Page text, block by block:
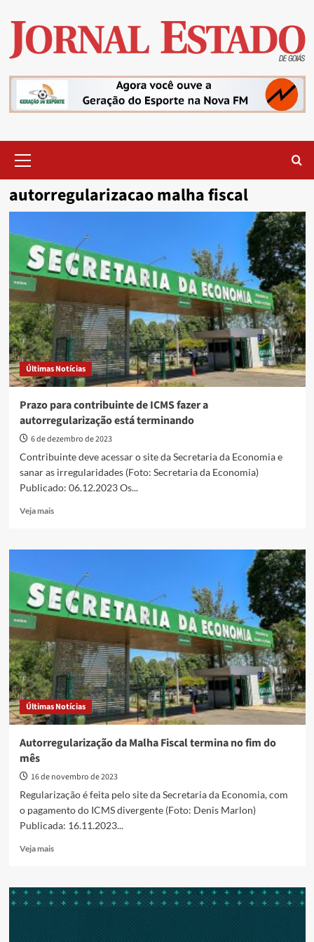
content
Menu
autorregularizacao malha fiscal
Últimas Notícias
Prazo para contribuinte de ICMS fazer a
autorregularização está terminando
6 de dezembro de 2023
Contribuinte deve acessar o site da Secretaria da Economia e
sanar as irregularidades (Foto: Secretaria da Economia)
Publicado: 06.12.2023 Os...
Veja maisRead
Prazo
contribuinte
de
ICMS
fazer
autorregularização
está
terminando
Últimas Notícias
Autorregularização da Malha Fiscal termina no fim do
mês
16 de novembro de 2023
Regularização é feita pelo site da Secretaria da Economia, com
o pagamento do ICMS divergente (Foto: Denis Marlon)
Publicada: 16.11.2023...
Veja maisRead
Autorregularização